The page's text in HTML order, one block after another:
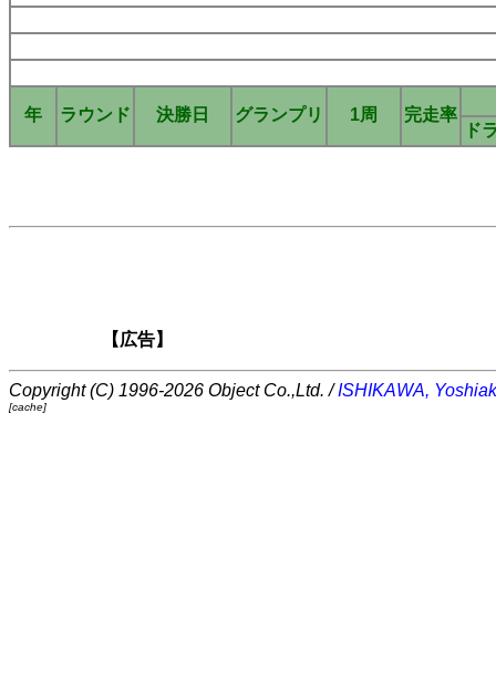
年 ラウンド 決勝日 グランプリ 1周
完走率
ド
【広告】
Copyright (C) 1996-2026 Object Co.,Ltd. /ISHIKAWA,
[cache]